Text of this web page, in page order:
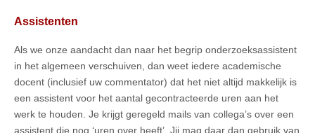
Assistenten
Als we onze aandacht dan naar het begrip onderzoeksassistent
in het algemeen verschuiven, dan weet iedere academische
docent (inclusief uw commentator) dat het niet altijd makkelijk is
een assistent voor het aantal gecontracteerde uren aan het
werk te houden. Je krijgt geregeld mails van collega’s over een
assistent die nog ‘uren over heeft’. Jij mag daar dan gebruik van